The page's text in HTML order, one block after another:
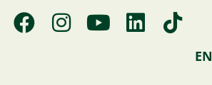
F
a
I
n
Y
o
L
i
T
i
EN